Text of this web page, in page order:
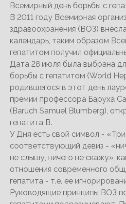
Всемирный день борьбы с
В 2011 году Всемирная
здравоохранения (ВОЗ)
календарь, таким образом
гепатитом получил
Дата 28 июля была выбрана
борьбы с гепатитом (World
родившегося в этот день
премии профессора Баруха
(Baruch Samuel Blumberg),
гепатита В.
У Дня есть свой символ -
соответствующий девиз -
не слышу, ничего не скажу»,
отношения современного
гепатита - т.е. ее
Руководящие принципы ВОЗ